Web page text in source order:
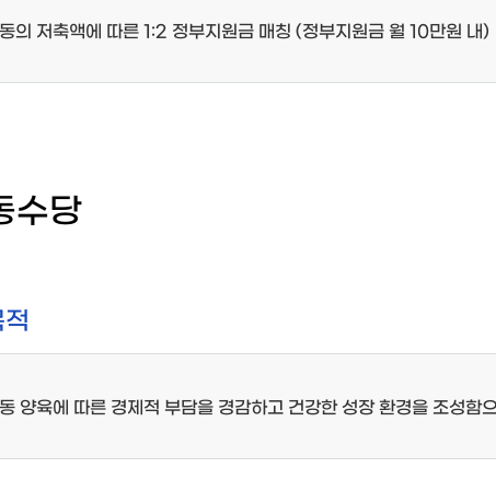
의 저축액에 따른 1:2 정부지원금 매칭 (정부지원금 월 10만원 내)
수당
양육에 따른 경제적 부담을 경감하고 건강한 성장 환경을 조성함